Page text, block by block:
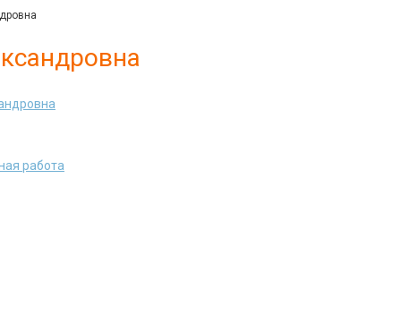
работа